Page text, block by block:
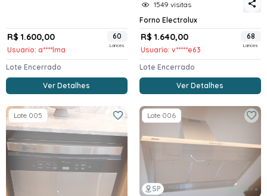
R$ 1.600,00
Usuario: a****lma
60
Lances
Lote Encerrado
Ver Detalhes
1549 visitas
Forno Electrolux
R$ 1.640,00
Usuario: v*****e63
68
Lances
Lote Encerrado
Ver Detalhes
Lote 005
SP
Lote 006